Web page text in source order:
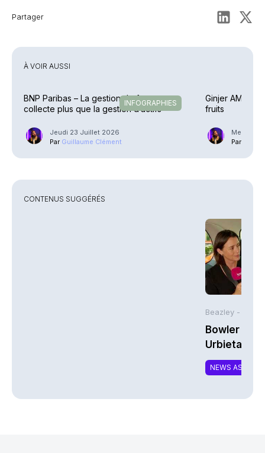
Partager
À VOIR AUSSI
INFOGRAPHIES
BNP Paribas – La gestion de fortune
collecte plus que la gestion d’actifs
Jeudi 23 Juillet 2026
Par Guillaume Clément
Ginjer AM –
fruits
Mercredi
Par
CONTENUS SUGGÉRÉS
Beazley -
Bowler
Urbieta |
NEWS